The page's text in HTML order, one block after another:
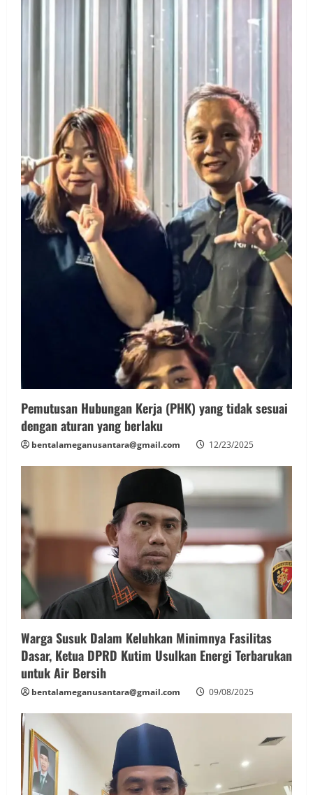
Pemutusan Hubungan Kerja (PHK) yang tidak sesuai
dengan aturan yang berlaku
bentalameganusantara@gmail.com 12/23/2025
Warga Susuk Dalam Keluhkan Minimnya Fasilitas
Dasar, Ketua DPRD Kutim Usulkan Energi Terbarukan
untuk Air Bersih
bentalameganusantara@gmail.com 09/08/2025